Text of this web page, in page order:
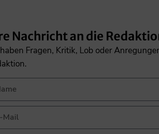
Nachricht an die
Fragen, Kritik, Lob oder